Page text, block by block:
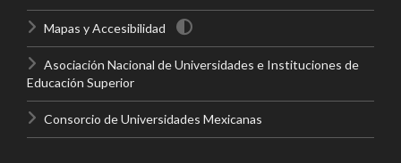
Mapas y Accesibilidad
Asociación Nacional de Universidades e Instituciones de
Educación Superior
Consorcio de Universidades Mexicanas